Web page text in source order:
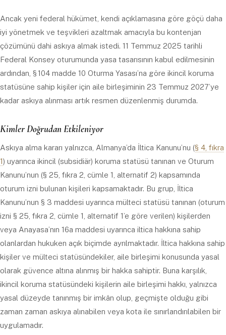
Ancak yeni federal hükümet, kendi açıklamasına göre göçü daha
iyi yönetmek ve teşvikleri azaltmak amacıyla bu kontenjan
çözümünü dahi askıya almak istedi. 11 Temmuz 2025 tarihli
Federal Konsey oturumunda yasa tasarısının kabul edilmesinin
ardından, § 104 madde 10 Oturma Yasası’na göre ikincil koruma
statüsüne sahip kişiler için aile birleşiminin 23 Temmuz 2027’ye
kadar askıya alınması artık resmen düzenlenmiş durumda.
Kimler Doğrudan Etkileniyor
Askıya alma kararı yalnızca, Almanya’da İltica Kanunu’nu (§ 4, fıkra
1) uyarınca ikincil (subsidiär) koruma statüsü tanınan ve Oturum
Kanunu’nun (§ 25, fıkra 2, cümle 1, alternatif 2) kapsamında
oturum izni bulunan kişileri kapsamaktadır. Bu grup, İltica
Kanunu’nun § 3 maddesi uyarınca mülteci statüsü tanınan (oturum
izni § 25, fıkra 2, cümle 1, alternatif 1’e göre verilen) kişilerden
veya Anayasa’nın 16a maddesi uyarınca iltica hakkına sahip
olanlardan hukuken açık biçimde ayrılmaktadır. İltica hakkına sahip
kişiler ve mülteci statüsündekiler, aile birleşimi konusunda yasal
olarak güvence altına alınmış bir hakka sahiptir. Buna karşılık,
ikincil koruma statüsündeki kişilerin aile birleşimi hakkı, yalnızca
yasal düzeyde tanınmış bir imkân olup, geçmişte olduğu gibi
zaman zaman askıya alınabilen veya kota ile sınırlandırılabilen bir
uygulamadır.